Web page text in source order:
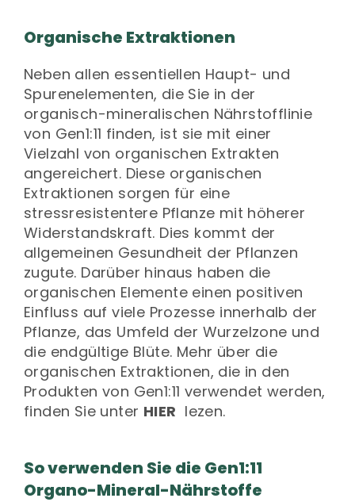
Organische Extraktionen
Neben allen essentiellen Haupt- und
Spurenelementen, die Sie in der
organisch-mineralischen Nährstofflinie
von Gen1:11 finden, ist sie mit einer
Vielzahl von organischen Extrakten
angereichert. Diese organischen
Extraktionen sorgen für eine
stressresistentere Pflanze mit höherer
Widerstandskraft. Dies kommt der
allgemeinen Gesundheit der Pflanzen
zugute. Darüber hinaus haben die
organischen Elemente einen positiven
Einfluss auf viele Prozesse innerhalb der
Pflanze, das Umfeld der Wurzelzone und
die endgültige Blüte. Mehr über die
organischen Extraktionen, die in den
Produkten von Gen1:11 verwendet werden,
finden Sie unter HIER lezen.
So verwenden Sie die Gen1:11
Organo-Mineral-Nährstoffe